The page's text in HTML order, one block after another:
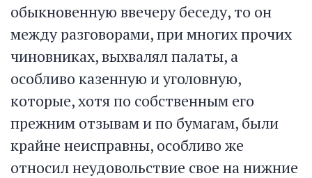
обыкновенную ввечеру беседу, то он
между разговорами, при многих прочих
чиновниках, выхвалял палаты, а
особливо казенную и уголовную,
которые, хотя по собственным его
прежним отзывам и по бумагам, были
крайне неисправны, особливо же
относил неудовольствие свое на нижние